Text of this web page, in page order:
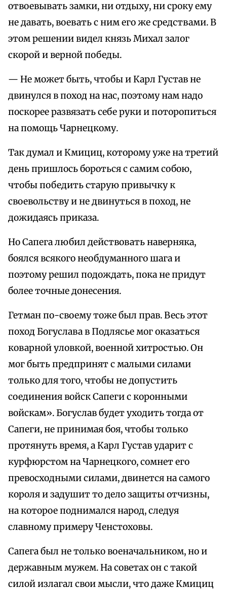
отвоевывать замки, ни отдыху, ни сроку ему
не давать, воевать с ним его же средствами. В
этом решении видел князь Михал залог
скорой и верной победы.
— Не может быть, чтобы и Карл Густав не
двинулся в поход на нас, поэтому нам надо
поскорее развязать себе руки и поторопиться
на помощь Чарнецкому.
Так думал и Кмициц, которому уже на третий
день пришлось бороться с самим собою,
чтобы победить старую привычку к
своевольству и не двинуться в поход, не
дожидаясь приказа.
Но Сапега любил действовать наверняка,
боялся всякого необдуманного шага и
поэтому решил подождать, пока не придут
более точные донесения.
Гетман по-своему тоже был прав. Весь этот
поход Богуслава в Подлясье мог оказаться
коварной уловкой, военной хитростью. Он
мог быть предпринят с малыми силами
только для того, чтобы не допустить
соединения войск Сапеги с коронными
войскам». Богуслав будет уходить тогда от
Сапеги, не принимая боя, чтобы только
протянуть время, а Карл Густав ударит с
курфюрстом на Чарнецкого, сомнет его
превосходными силами, двинется на самого
короля и задушит то дело защиты отчизны,
на которое поднимался народ, следуя
славному примеру Ченстоховы.
Сапега был не только военачальником, но и
державным мужем. На советах он с такой
силой излагал свои мысли, что даже Кмициц